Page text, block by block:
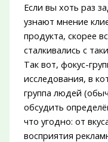
Если вы хоть раз
узнают мнение
продукта, скорее
сталкивались с
Так вот, фокус-
исследования, в
группа людей
обсудить
что угодно: от
восприятия